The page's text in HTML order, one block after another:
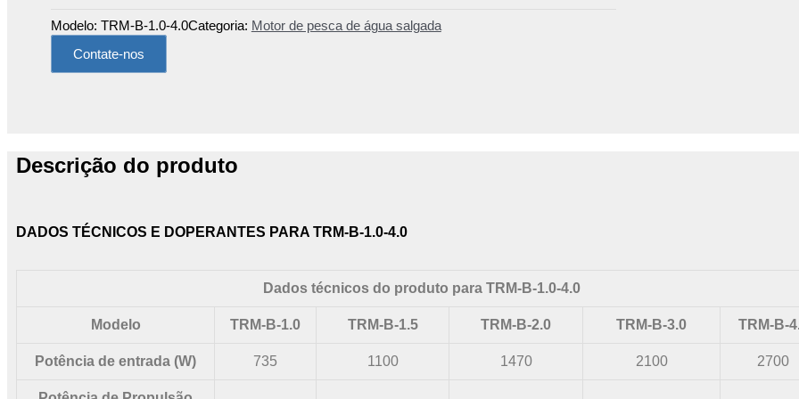
Modelo: TRM-B-1.0-4.0Categoria: Motor de pesca de água salgada
Contate-nos
Descrição do produto
DADOS TÉCNICOS E DOPERANTES PARA TRM-B-1.0-4.0
Dados técnicos do produto para TRM-B-1.0-4.0
Modelo TRM-B-1.0 TRM-B-1.5 TRM-B-2.0 TRM-B-3.0 TRM-B-
Potência de entrada (W) 735 1100 1470 2100 2700